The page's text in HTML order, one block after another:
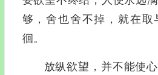
够，舍也舍不掉，就在取
徊。
放纵欲望，并不能使